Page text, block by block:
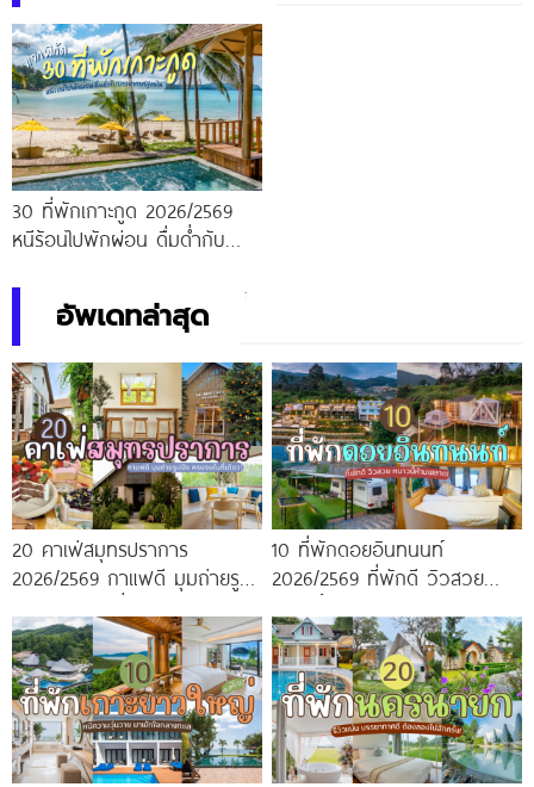
30 ที่พักเกาะกูด 2026/2569
หนีร้อนไปพักผ่อน ดื่มด่ำกับ
อัพเดทล่าสุด
20 คาเฟ่สมุทรปราการ
2026/2569 กาแฟดี มุมถ่ายรูป
10 ที่พักดอยอินทนนท์
2026/2569 ที่พักดี วิวสวย